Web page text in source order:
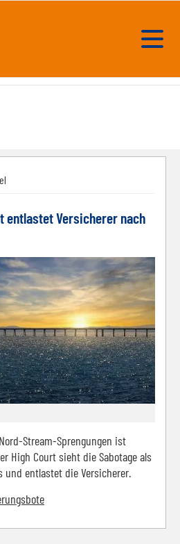
entlastet Versicherer nach
Stream-Sprengungen ist
High Court sieht die Sabotage als
und entlastet die Versicherer.